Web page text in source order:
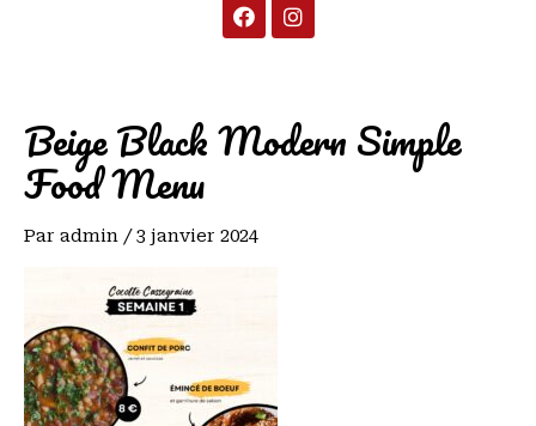
Beige Black Modern Simple
Food Menu
Par admin /3 janvier 2024